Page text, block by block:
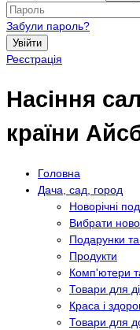
Забули пароль?
Увійти
Реєстрація
Насіння
країни
Головна
Дача, сад, город
Новорічні
Вибрати
Подарунки та
Продукти
Комп'ютери
Товари для
Краса і
Товари для